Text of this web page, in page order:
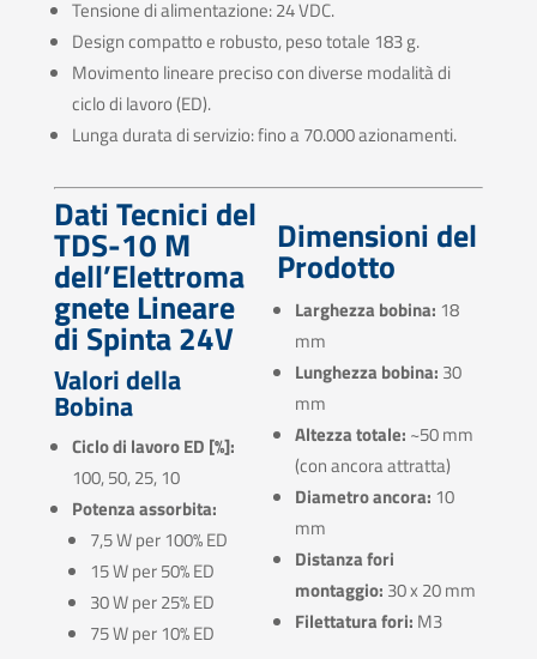
Tensione di alimentazione: 24 VDC.
Design compatto e robusto, peso totale 183 g.
Movimento lineare preciso con diverse modalità di
ciclo di lavoro (ED).
Lunga durata di servizio: fino a 70.000 azionamenti.
Dati Tecnici del
TDS-10 M
dell’Elettroma
gnete Lineare
di Spinta 24V
Valori della
Bobina
Ciclo di lavoro ED [%]:
100, 50, 25, 10
Potenza assorbita:
7,5 W per 100% ED
15 W per 50% ED
30 W per 25% ED
75 W per 10% ED
Dimensioni del
Prodotto
Larghezza bobina: 18
mm
Lunghezza bobina: 30
mm
Altezza totale: ~50 mm
(con ancora attratta)
Diametro ancora: 10
mm
Distanza fori
montaggio: 30 x 20 mm
Filettatura fori: M3